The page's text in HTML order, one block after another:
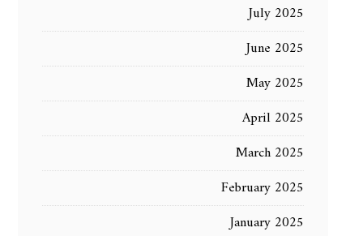
July 2025
June 2025
May 2025
April 2025
March 2025
February 2025
January 2025